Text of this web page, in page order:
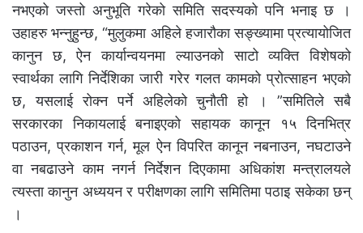
नभएको जस्तो अनुभूति गरेको समिति सदस्यको पनि भनाइ छ ।
उहाहरु भन्नुहुन्छ, “मुलुकमा अहिले हजारौका सङ्ख्यामा प्रत्यायोजित
कानुन छ, ऐन कार्यान्वयनमा ल्याउनको साटो व्यक्ति विशेषको
स्वार्थका लागि निर्देशिका जारी गरेर गलत कामको प्रोत्साहन भएको
छ, यसलाई रोक्न पर्ने अहिलेको चुनौती हो । ”समितिले सबै
सरकारका निकायलाई बनाइएको सहायक कानून १५ दिनभित्र
पठाउन, प्रकाशन गर्न, मूल ऐन विपरित कानून नबनाउन, नघटाउने
वा नबढाउने काम नगर्न निर्देशन दिएकामा अधिकांश मन्त्रालयले
त्यस्ता कानुन अध्ययन र परीक्षणका लागि समितिमा पठाइ सकेका छन्
।